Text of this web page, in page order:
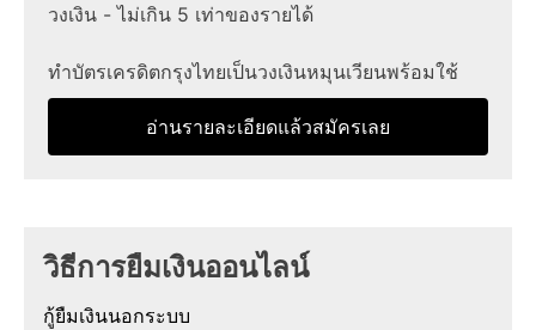
วงเงิน - ไม่เกิน 5 เท่าของรายได้
ทําบัตรเครดิตกรุงไทยเป็นวงเงินหมุนเวียนพร้อมใช้
อ่านรายละเอียดแล้วสมัครเลย
วิธีการยืมเงินออนไลน์
กู้ยืมเงินนอกระบบ